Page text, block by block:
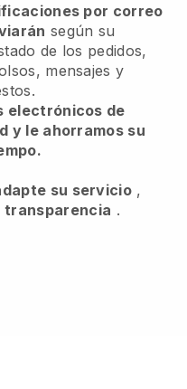
por correo
según su
de los pedidos,
mensajes y
electrónicos de
y le ahorramos su
su servicio ,
transparencia .